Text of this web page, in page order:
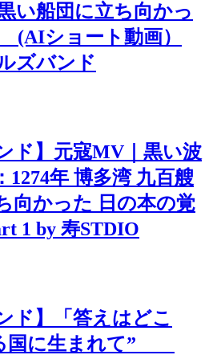
い船団に立ち向かっ
(AIショート動画）
ズバンド
ド】元寇MV｜黒い波
1274年 博多湾 九百艘
向かった 日の本の覚
1 by 寿STDIO
ド】「答えはどこ
国に生まれて”